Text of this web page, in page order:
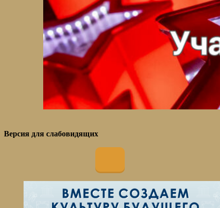
Версия для слабовидящих